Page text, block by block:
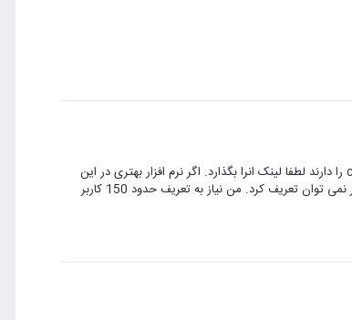
سلام دوستان اگر از دوستان کسی کرک نرم افزار Outlook LAN Messenger یا commfort را دارند لطفا لینک انرا بگذارد. اگر نرم افزار بهتری در این
مورد دارید معرفی کنید. می خواستم از inbit messenger استفاده کنم اما بیشتر از 15 کاربر نمی توان تعریف کرد. من نیاز به تعریف حدود 150 کاربر